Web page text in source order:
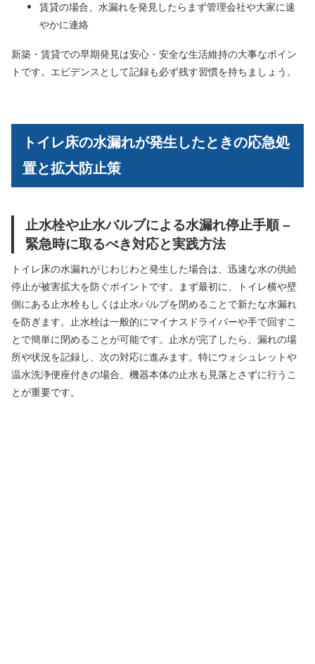
賃貸の場合、水漏れを発見したらまず管理会社や大家に速
やかに連絡
新築・賃貸での早期発見は安心・安全な生活維持の大事なポイン
トです。エビデンスとして記録も必ず残す習慣を持ちましょう。
トイレ床の水漏れが発生したときの応急処
置と拡大防止策
止水栓や止水バルブによる水漏れ停止手順 –
緊急時に取るべき対応と実践方法
トイレ床の水漏れがじわじわと発生した場合は、迅速な水の供給
停止が被害拡大を防ぐポイントです。まず最初に、トイレ横や壁
側にある止水栓もしくは止水バルブを閉めることで新たな水漏れ
を防ぎます。止水栓は一般的にマイナスドライバーや手で回すこ
とで簡単に閉めることが可能です。止水が完了したら、漏れの場
所や状況を記録し、次の対応に進みます。特にウォシュレットや
温水洗浄便座付きの場合、機器本体の止水も見落とさずに行うこ
とが重要です。